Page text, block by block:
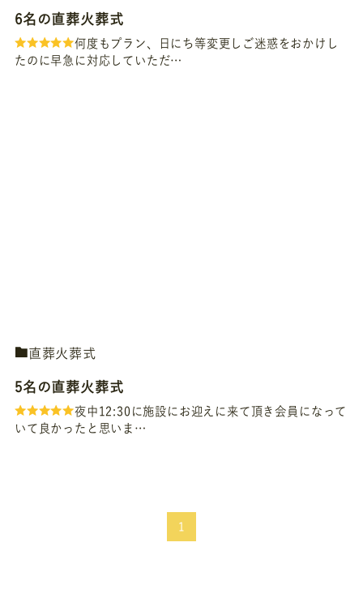
6名の直葬火葬式
何度もプラン、日にち等変更しご迷惑をおかけし
たのに早急に対応していただ…
直葬火葬式
5名の直葬火葬式
夜中12:30に施設にお迎えに来て頂き会員になって
いて良かったと思いま…
1